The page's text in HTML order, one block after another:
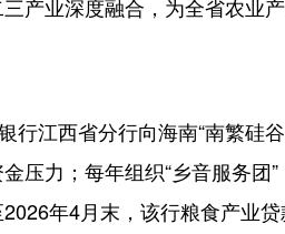
产业深度融合，为全省农业
江西省分行向海南“南繁硅
力；每年组织“乡音服务团
年4月末，该行粮食产业